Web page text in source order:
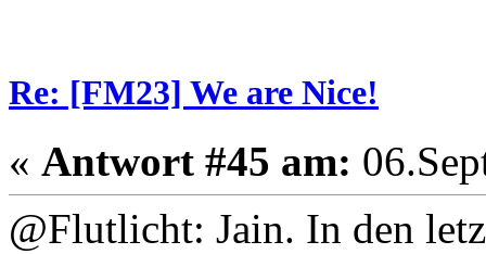
Re: [FM23] We are Nice!
« Antwort #45 am:
@Flutlicht: Jain. In den